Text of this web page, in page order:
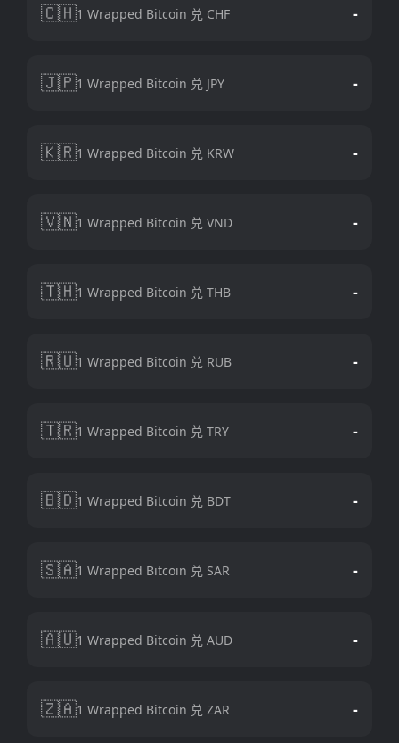
🇨🇭1 Wrapped Bitcoin 兑 CHF -
🇯🇵1 Wrapped Bitcoin 兑 JPY -
🇰🇷1 Wrapped Bitcoin 兑 KRW -
🇻🇳1 Wrapped Bitcoin 兑 VND -
🇹🇭1 Wrapped Bitcoin 兑 THB -
🇷🇺1 Wrapped Bitcoin 兑 RUB -
🇹🇷1 Wrapped Bitcoin 兑 TRY -
🇧🇩1 Wrapped Bitcoin 兑 BDT -
🇸🇦1 Wrapped Bitcoin 兑 SAR -
🇦🇺1 Wrapped Bitcoin 兑 AUD -
🇿🇦1 Wrapped Bitcoin 兑 ZAR -